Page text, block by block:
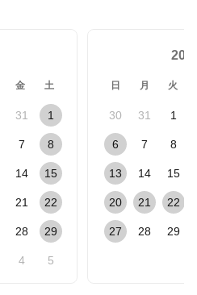
金 土
31 1
7 8
14 15
21 22
28 29
4 5
日 月 火
30 31 1
6 7 8
13 14 15
20 21 22
27 28 29